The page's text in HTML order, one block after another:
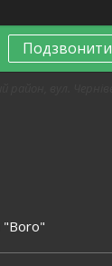
Подзвонити
"Boro"